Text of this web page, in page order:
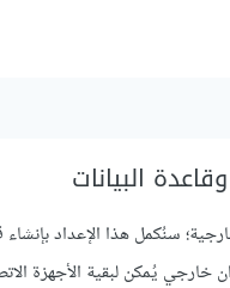
سنُكمل هذا الإعداد